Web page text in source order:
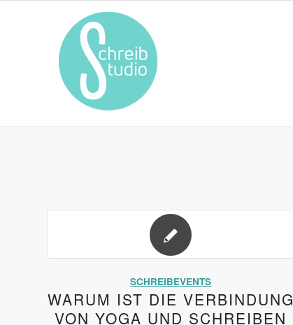
SCHREIBEVENTS
WARUM IST DIE VERBINDUNG
VON YOGA UND SCHREIBEN